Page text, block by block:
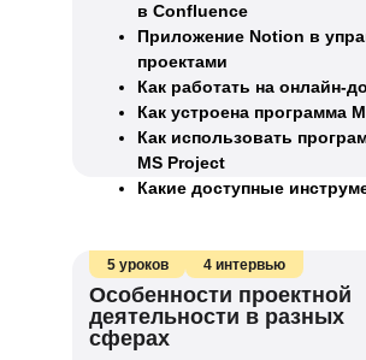
в Confluence
Приложение Notion в
проектами
Как работать на онлайн-
Как устроена программа
Как использовать
MS Project
Какие доступные
5 уроков 4 интервью
Особенности проектной
деятельности в разных
сферах